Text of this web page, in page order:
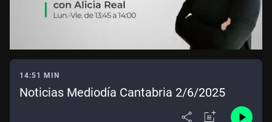
14:51 MIN
Noticias Mediodía Cantabria 2/6/2025